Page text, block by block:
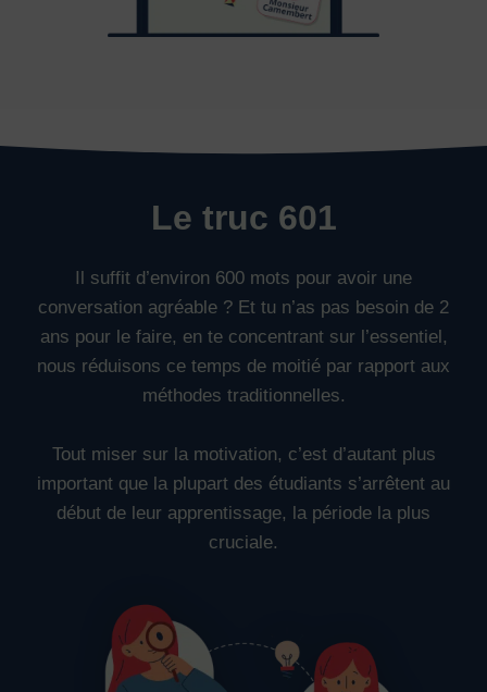
Le truc 601
Il suffit d’environ 600 mots pour avoir une
conversation agréable ? Et tu n’as pas besoin de 2
ans pour le faire, en te concentrant sur l’essentiel,
nous réduisons ce temps de moitié par rapport aux
méthodes traditionnelles.
Tout miser sur la motivation, c’est d’autant plus
important que la plupart des étudiants s’arrêtent au
début de leur apprentissage, la période la plus
cruciale.